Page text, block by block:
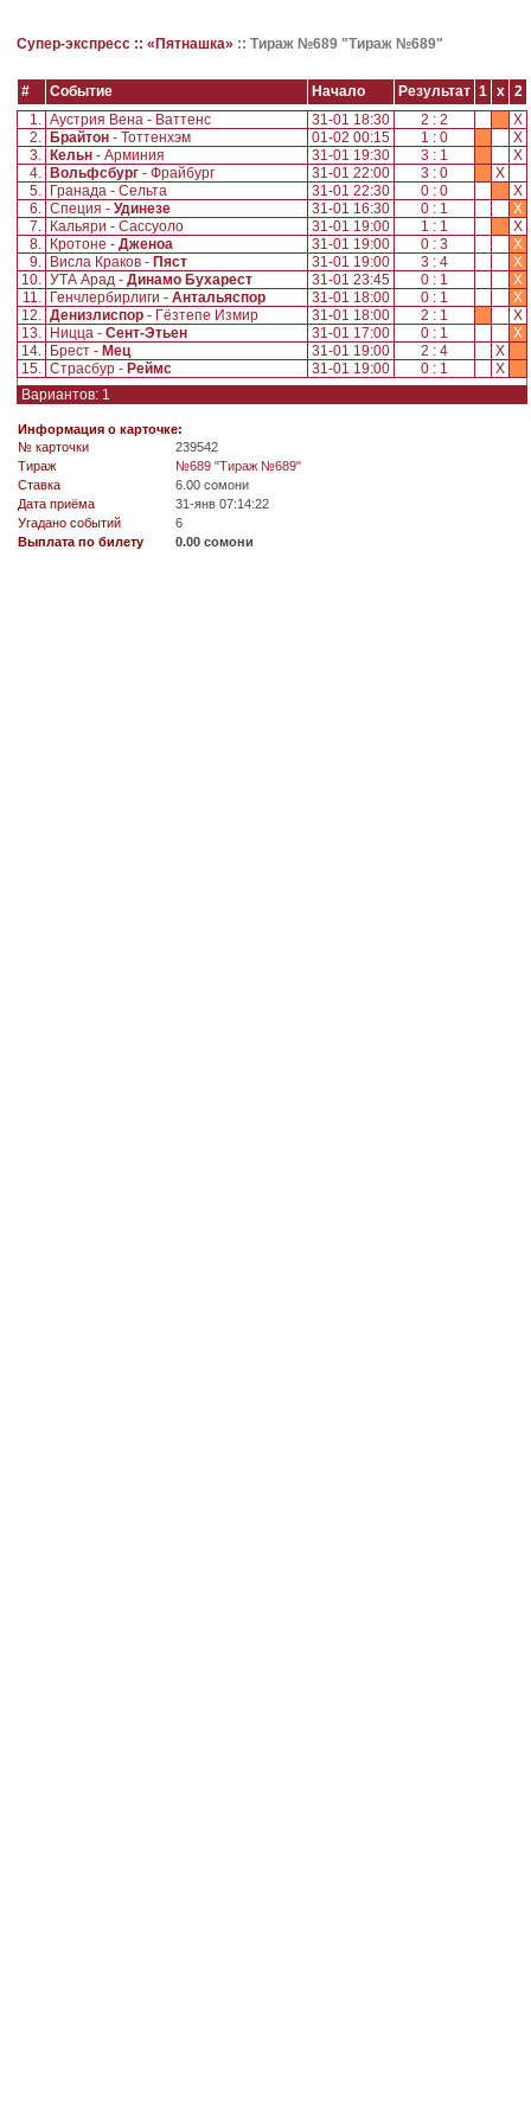
Супер-экспресс :: «Пятнашка» :: Тираж №689 "Тираж №689"
# Событие Начало Результат 1 x
2
1. Аустрия Вена - Ваттенс 31-01 18:30 2 : 2
X
2.
Брайтон - Тоттенхэм 01-02 00:15 1 : 0
X
3.
Кельн - Арминия 31-01 19:30 3 : 1
X
4.
Вольфсбург - Фрайбург 31-01 22:00 3 : 0
X
5.
Гранада - Сельта 31-01 22:30 0 : 0
X
6. Специя - Удинезе 31-01 16:30 0 : 1
X
7.
Кальяри - Сассуоло 31-01 19:00 1 : 1
X
8.
Кротоне - Дженоа 31-01 19:00 0 : 3
X
9.
Висла Краков - Пяст 31-01 19:00 3 : 4
X
10. УТА Арад - Динамо Бухарест 31-01 23:45 0 : 1
X
11.
Генчлербирлиги - Антальяспор 31-01 18:00 0 : 1
X
12. Денизлиспор - Гёзтепе Измир 31-01 18:00 2 : 1
X
13.
Ницца - Сент-Этьен 31-01 17:00 0 : 1
X
14.
Брест - Мец 31-01 19:00 2 : 4
X
15. Страсбур - Реймс 31-01 19:00 0 : 1
X
Вариантов: 1
Информация о карточке:
№ карточки
239542
Tираж
№689 "Тираж №689"
Ставка
6.00 сомони
Дата приёма
31-янв 07:14:22
Угадано событий
6
Выплата по билету
0.00 сомони